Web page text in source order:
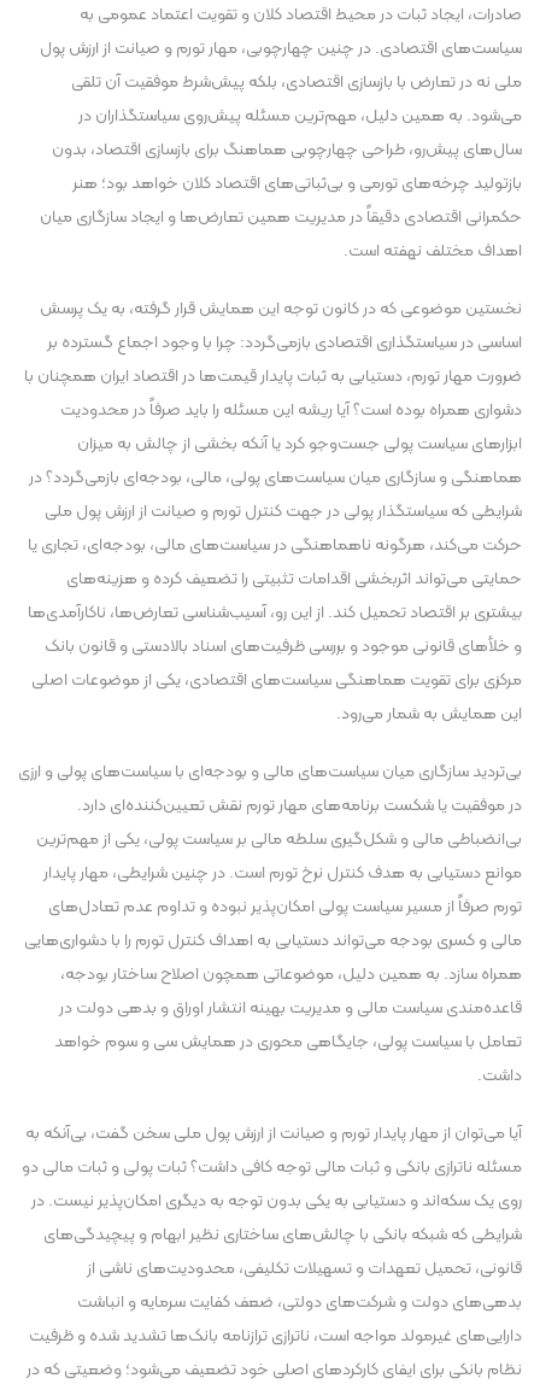
صادرات، ایجاد ثبات در محیط اقتصاد کلان و تقویت اعتماد عمومی به
سیاست‌های اقتصادی. در چنین چهارچوبی، مهار تورم و صیانت از ارزش پول
ملی نه در تعارض با بازسازی اقتصادی، بلکه پیش‌شرط موفقیت آن تلقی
می‌شود. به همین دلیل، مهم‌ترین مسئله پیش‌روی سیاستگذاران در
سال‌های پیش‌رو، طراحی چهارچوبی هماهنگ برای بازسازی اقتصاد، بدون
بازتولید چرخه‌های تورمی و بی‌ثباتی‌های اقتصاد کلان خواهد بود؛ هنر
حکمرانی اقتصادی دقیقاً در مدیریت همین تعارض‌ها و ایجاد سازگاری میان
اهداف مختلف نهفته است.
نخستین موضوعی که در کانون توجه این همایش قرار گرفته، به یک پرسش
اساسی در سیاستگذاری اقتصادی بازمی‌گردد: چرا با وجود اجماع گسترده بر
ضرورت مهار تورم، دستیابی به ثبات پایدار قیمت‌ها در اقتصاد ایران همچنان با
دشواری همراه بوده است؟ آیا ریشه این مسئله را باید صرفاً در محدودیت
ابزارهای سیاست پولی جست‌وجو کرد یا آنکه بخشی از چالش به میزان
هماهنگی و سازگاری میان سیاست‌های پولی، مالی، بودجه‌ای بازمی‌گردد؟ در
شرایطی که سیاستگذار پولی در جهت کنترل تورم و صیانت از ارزش پول ملی
حرکت می‌کند، هرگونه ناهماهنگی در سیاست‌های مالی، بودجه‌ای، تجاری یا
حمایتی می‌تواند اثربخشی اقدامات تثبیتی را تضعیف کرده و هزینه‌های
بیشتری بر اقتصاد تحمیل کند. از این رو، آسیب‌شناسی تعارض‌ها، ناکارآمدی‌ها
و خلأهای قانونی موجود و بررسی ظرفیت‌های اسناد بالادستی و قانون بانک
مرکزی برای تقویت هماهنگی سیاست‌های اقتصادی، یکی از موضوعات اصلی
این همایش به شمار می‌رود.
بی‌تردید سازگاری میان سیاست‌های مالی و بودجه‌ای با سیاست‌های پولی و ارزی
در موفقیت یا شکست برنامه‌های مهار تورم نقش تعیین‌کننده‌ای دارد.
بی‌انضباطی مالی و شکل‌گیری سلطه مالی بر سیاست پولی، یکی از مهم‌ترین
موانع دستیابی به هدف کنترل نرخ تورم است. در چنین شرایطی، مهار پایدار
تورم صرفاً از مسیر سیاست پولی امکان‌پذیر نبوده و تداوم عدم تعادل‌های
مالی و کسری‌ بودجه می‌تواند دستیابی به اهداف کنترل تورم را با دشواری‌هایی
همراه سازد. به همین دلیل، موضوعاتی همچون اصلاح ساختار بودجه،
قاعده‌مندی سیاست مالی و مدیریت بهینه انتشار اوراق و بدهی دولت در
تعامل با سیاست پولی، جایگاهی محوری در همایش سی و سوم خواهد
داشت.
آیا می‌توان از مهار پایدار تورم و صیانت از ارزش پول ملی سخن گفت، بی‌آنکه به
مسئله ناترازی بانکی و ثبات مالی توجه کافی داشت؟ ثبات پولی و ثبات مالی دو
روی یک سکه‌اند و دستیابی به یکی بدون توجه به دیگری امکان‌پذیر نیست. در
شرایطی که شبکه بانکی با چالش‌های ساختاری نظیر ابهام و پیچیدگی‌های
قانونی، تحمیل تعهدات و تسهیلات تکلیفی، محدودیت‌های ناشی از
بدهی‌های دولت و شرکت‌های دولتی، ضعف کفایت سرمایه و انباشت
دارایی‌های غیرمولد مواجه است، ناترازی ترازنامه بانک‌ها تشدید شده و ظرفیت
نظام بانکی برای ایفای کارکردهای اصلی خود تضعیف می‌شود؛ وضعیتی که در